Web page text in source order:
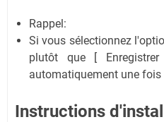
Rappel:
Si vous sélectionnez
plutôt que [
automatiquement une fois
Instructions